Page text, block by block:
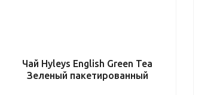
Чай Hyleys English Green Tea
Зеленый пакетированный